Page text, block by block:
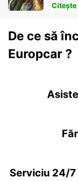
Citește
De ce să
Europcar ?
Serviciu 24/